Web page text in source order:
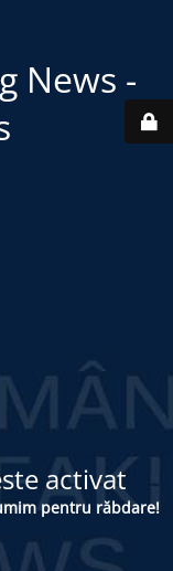
News -
activat
pentru răbdare!